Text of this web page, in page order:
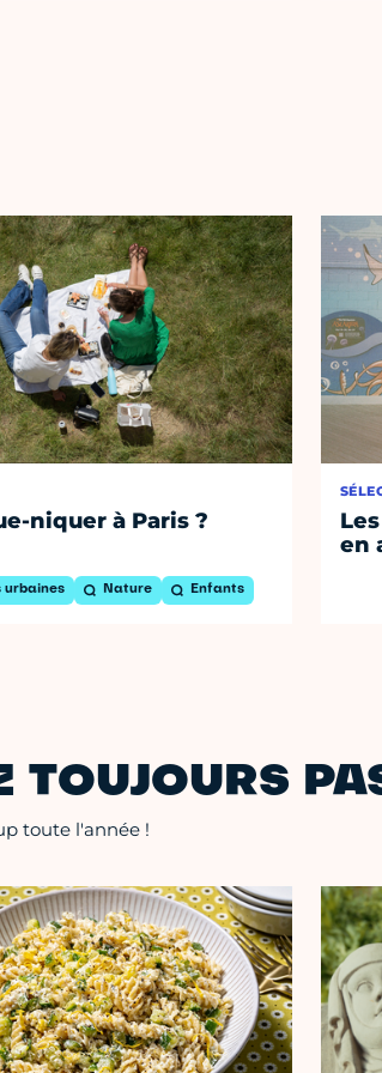
niquer à Paris ?
urbaines Nature Enfants
en
TOUJOURS
toute l'année !